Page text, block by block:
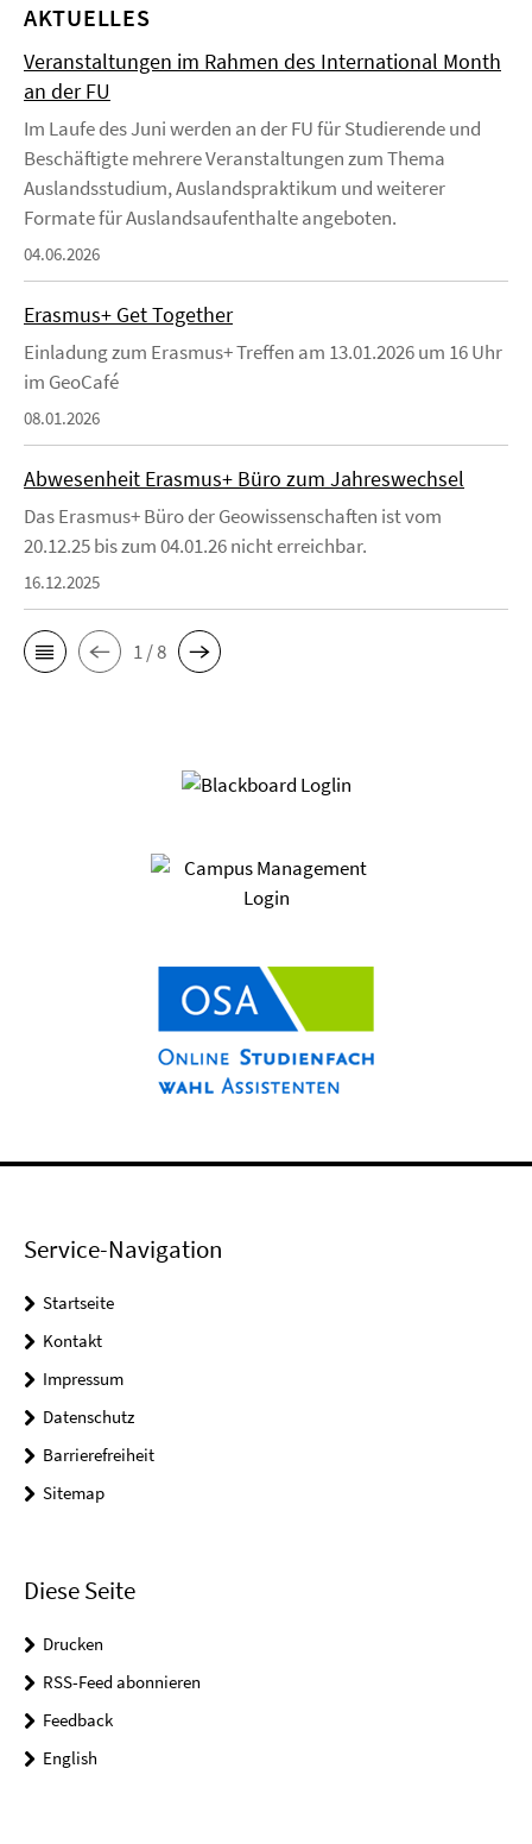
AKTUELLES
Veranstaltungen im Rahmen des International Month
an der FU
Im Laufe des Juni werden an der FU für Studierende und
Beschäftigte mehrere Veranstaltungen zum Thema
Auslandsstudium, Auslandspraktikum und weiterer
Formate für Auslandsaufenthalte angeboten.
04.06.2026
Erasmus+ Get Together
Einladung zum Erasmus+ Treffen am 13.01.2026 um 16 Uhr
im GeoCafé
08.01.2026
Abwesenheit Erasmus+ Büro zum Jahreswechsel
Das Erasmus+ Büro der Geowissenschaften ist vom
20.12.25 bis zum 04.01.26 nicht erreichbar.
16.12.2025
1 / 8
Service-Navigation
Startseite
Kontakt
Impressum
Datenschutz
Barrierefreiheit
Sitemap
Diese Seite
Drucken
RSS-Feed abonnieren
Feedback
English